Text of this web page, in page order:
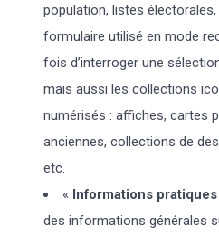
population, listes
formulaire utilisé en mode
fois d’interroger une
mais aussi les collections
numérisés : affiches, cartes
anciennes, collections de
etc.
« Informations pratiques
des informations générales